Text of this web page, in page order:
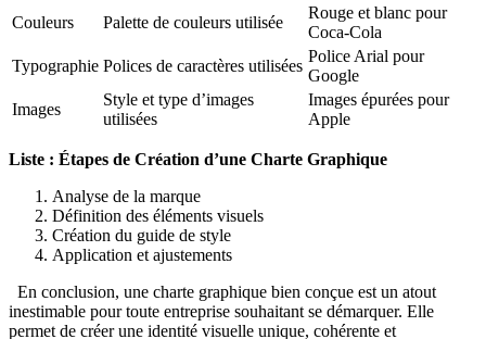
Couleurs Palette de couleurs utilisée
Rouge et blanc pour
Coca-Cola
Typographie Polices de caractères utilisées
Police Arial pour
Google
Images
Style et type d’images
utilisées
Images épurées pour
Apple
Liste : Étapes de Création d’une Charte Graphique
Analyse de la marque
Définition des éléments visuels
Création du guide de style
Application et ajustements
En conclusion, une charte graphique bien conçue est un atout
inestimable pour toute entreprise souhaitant se démarquer. Elle
permet de créer une identité visuelle unique, cohérente et